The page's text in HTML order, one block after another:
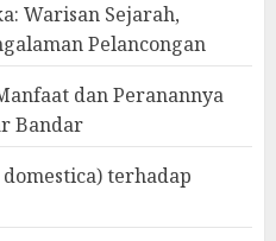
Warisan Sejarah,
Pelancongan
dan Peranannya
Bandar
terhadap